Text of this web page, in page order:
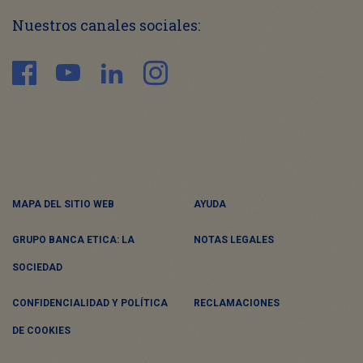
Nuestros canales sociales:
MAPA DEL SITIO WEB AYUDA
GRUPO BANCA ETICA: LA
SOCIEDAD
NOTAS LEGALES
CONFIDENCIALIDAD Y POLÍTICA
DE COOKIES
RECLAMACIONES